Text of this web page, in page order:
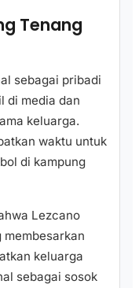
Tenang
sebagai pribadi
di media dan
keluarga.
waktu untuk
di kampung
Lezcano
keluarga
sebagai sosok